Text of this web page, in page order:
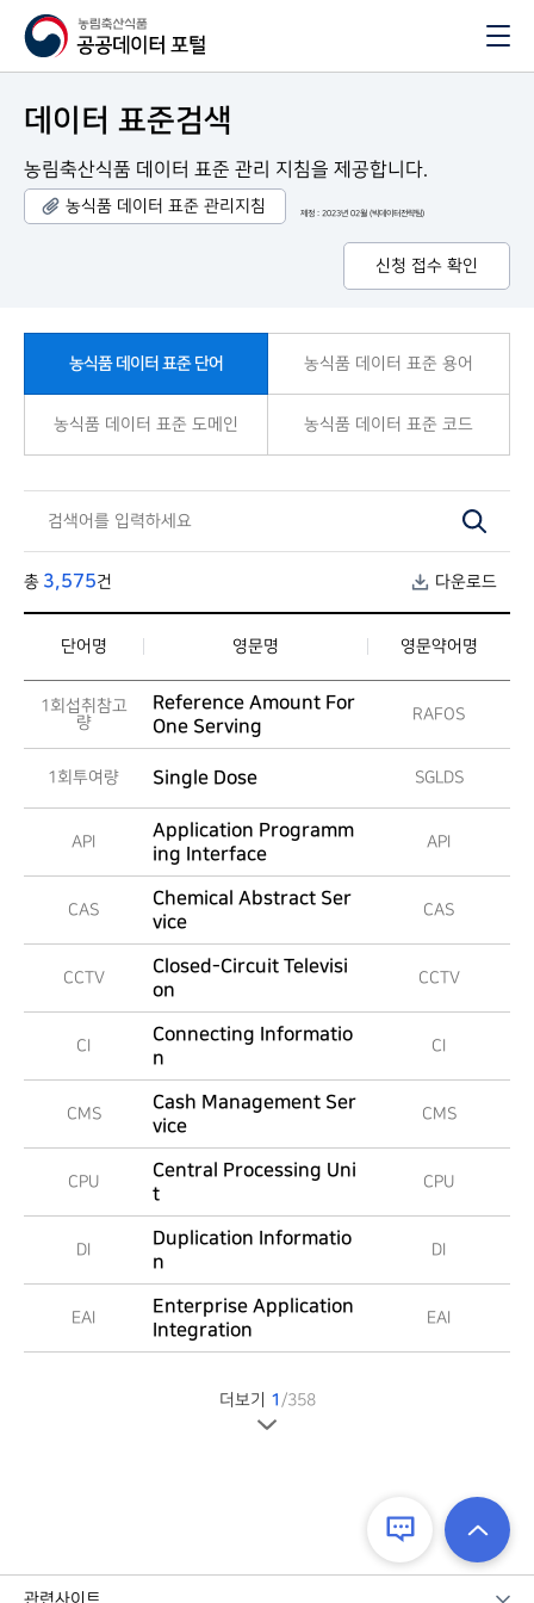
데이터 표준검색
농림축산식품 데이터 표준 관리 지침을 제공합니다.
농식품 데이터 표준 관리지침 제정 : 2023년 02월 (빅데이터전략팀)
신청 접수 확인
농식품 데이터 표준 단어 농식품 데이터 표준 용어
농식품 데이터 표준 도메인 농식품 데이터 표준 코드
총 3,575건 다운로드
단어명 영문명 영문약어명
1회섭취참고
량
Reference Amount For
One Serving
RAFOS
1회투여량 Single Dose SGLDS
API
Application Programm
ing Interface
API
CAS
Chemical Abstract Ser
vice
CAS
CCTV
Closed-Circuit Televisi
on
CCTV
CI
Connecting Informatio
n
CI
CMS
Cash Management Ser
vice
CMS
CPU
Central Processing Uni
t
CPU
DI
Duplication Informatio
n
DI
EAI
Enterprise Application
Integration
EAI
더보기 1 /358